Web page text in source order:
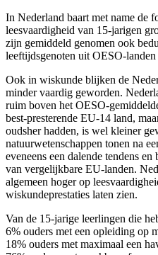
In Nederland baart met name de
leesvaardigheid van 15-jarigen
zijn gemiddeld genomen ook
leeftijdsgenoten uit OESO-
Ook in wiskunde blijken de
minder vaardig geworden.
ruim boven het OESO-
best-presterende EU-14 land,
oudsher hadden, is wel kleiner
natuurwetenschappen tonen na
eveneens een dalende tendens
van vergelijkbare EU-landen.
algemeen hoger op
wiskundeprestaties laten zien.
Van de 15-jarige leerlingen die
6% ouders met een opleiding op
18% ouders met maximaal een